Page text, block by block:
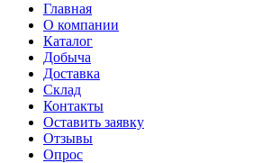
Главная
О компании
Каталог
Добыча
Доставка
Склад
Контакты
Оставить заявку
Отзывы
Опрос